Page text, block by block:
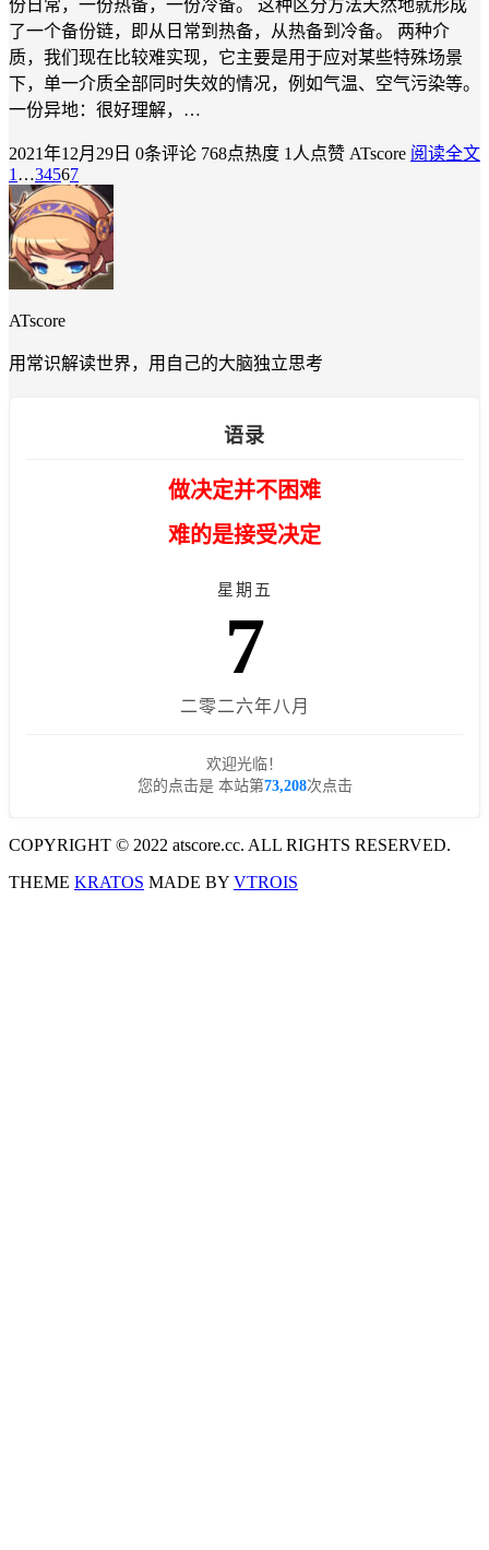
份日常，一份热备，一份冷备。 这种区分方法天然地就形成
了一个备份链，即从日常到热备，从热备到冷备。 两种介
质，我们现在比较难实现，它主要是用于应对某些特殊场景
下，单一介质全部同时失效的情况，例如气温、空气污染等。
一份异地：很好理解，…
2021年12月29日 0条评论 768点热度 1人点赞 ATscore 阅读全文
1 …34567
ATscore
用常识解读世界，用自己的大脑独立思考
语录
做决定并不困难
难的是接受决定
星期五
7
二零二六年八月
欢迎光临！
您的点击是 本站第73,208次点击
COPYRIGHT © 2022 atscore.cc. ALL RIGHTS RESERVED.
THEME KRATOS MADE BY VTROIS